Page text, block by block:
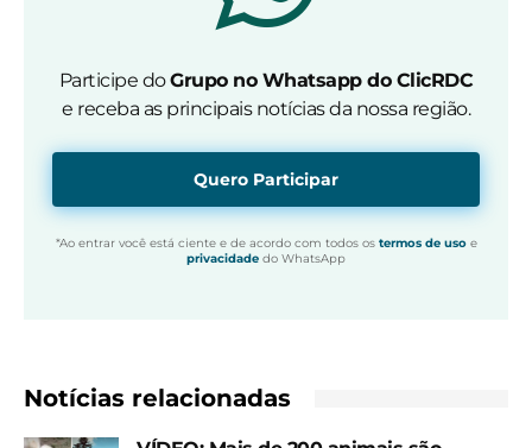
Participe doGrupo no Whatsapp do ClicRDC
e receba as principais notícias da nossa região.
Quero Participar
*Ao entrar você está ciente e de acordo com todos os termos de usoe
privacidade do WhatsApp
Notícias relacionadas